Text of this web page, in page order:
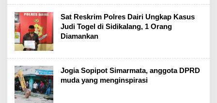
Sat Reskrim Polres Dairi Ungkap Kasus
Judi Togel di Sidikalang, 1 Orang
Diamankan
Jogia Sopipot Simarmata, anggota DPRD
muda yang menginspirasi